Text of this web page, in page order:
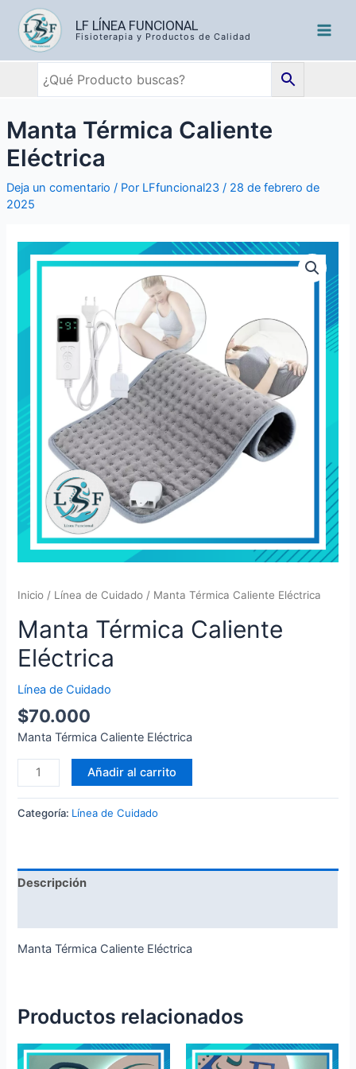
LF LÍNEA FUNCIONAL
Fisioterapia y Productos de Calidad
Manta Térmica Caliente
Eléctrica
Deja un comentario / Por LFfuncional23 / 28 de febrero de
2025
Inicio / Línea de Cuidado / Manta Térmica Caliente Eléctrica
Manta Térmica Caliente
Eléctrica
Línea de Cuidado
$70.000
Manta Térmica Caliente Eléctrica
Añadir al carrito
Categoría: Línea de Cuidado
Descripción
Manta Térmica Caliente Eléctrica
Productos relacionados